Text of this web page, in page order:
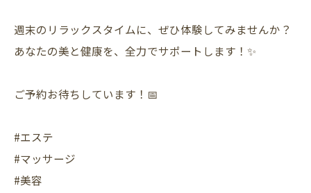
週末のリラックスタイムに、ぜひ体験してみませんか？
あなたの美と健康を、全力でサポートします！✨
ご予約お待ちしています！📅
#エステ
#マッサージ
#美容